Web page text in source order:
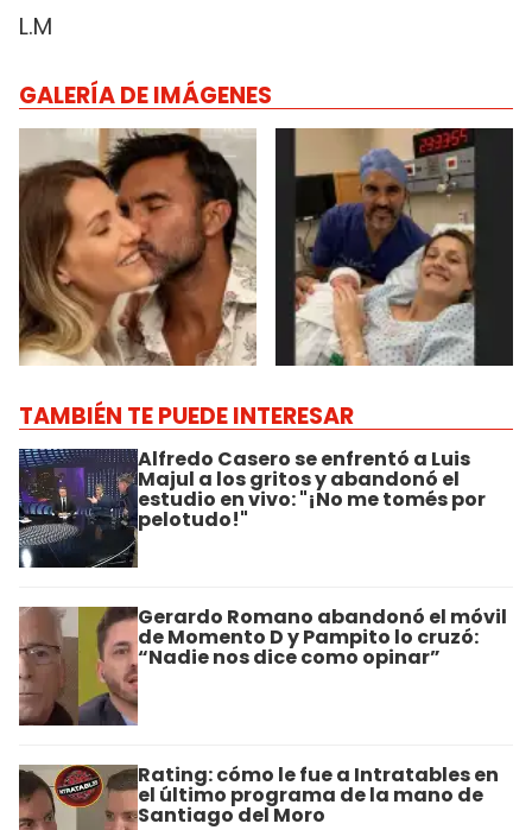
L.M
GALERÍA DE IMÁGENES
TAMBIÉN TE PUEDE INTERESAR
Alfredo Casero se enfrentó a Luis
Majul a los gritos y abandonó el
estudio en vivo: "¡No me tomés por
pelotudo!"
Gerardo Romano abandonó el móvil
de Momento D y Pampito lo cruzó:
“Nadie nos dice como opinar”
Rating: cómo le fue a Intratables en
el último programa de la mano de
Santiago del Moro